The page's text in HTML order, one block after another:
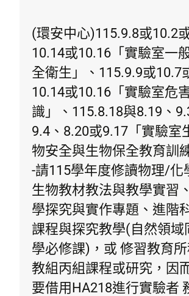
(環安中心)115.9.8或10.2
10.14或10.16「實驗室一
全衛生」、115.9.9或10.7
10.14或10.16「實驗室危
識」、115.8.18與8.19、
9.4、8.20或9.17「實驗室
物安全與生物保全教育訓練
-請115學年度修讀物理/化
生物教材教法與教學實習
學探究與實作專題、進階
課程與探究教學(自然領域
學必修課)，或 修習教育
教組丙組課程或研究，因
要借用HA218進行實驗者